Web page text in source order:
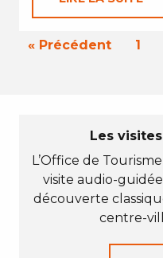
« Précédent 1
Les
L’Office de
visite audio-
découverte
centre-